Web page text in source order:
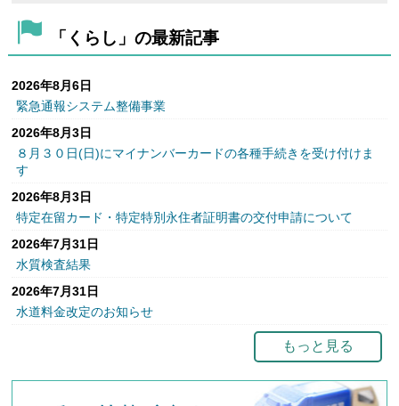
「くらし」の最新記事
2026年8月6日
緊急通報システム整備事業
2026年8月3日
８月３０日(日)にマイナンバーカードの各種手続きを受け付けま
す
2026年8月3日
特定在留カード・特定特別永住者証明書の交付申請について
2026年7月31日
水質検査結果
2026年7月31日
水道料金改定のお知らせ
もっと見る